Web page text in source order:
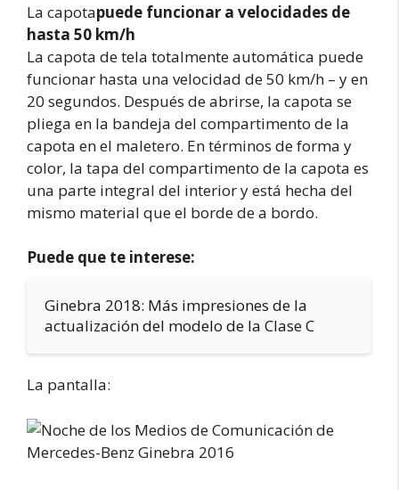
La capotapuede funcionar a velocidades de
hasta 50 km/h
La capota de tela totalmente automática puede
funcionar hasta una velocidad de 50 km/h – y en
20 segundos. Después de abrirse, la capota se
pliega en la bandeja del compartimento de la
capota en el maletero. En términos de forma y
color, la tapa del compartimento de la capota es
una parte integral del interior y está hecha del
mismo material que el borde de a bordo.
Puede que te interese:
Ginebra 2018: Más impresiones de la
actualización del modelo de la Clase C
La pantalla: